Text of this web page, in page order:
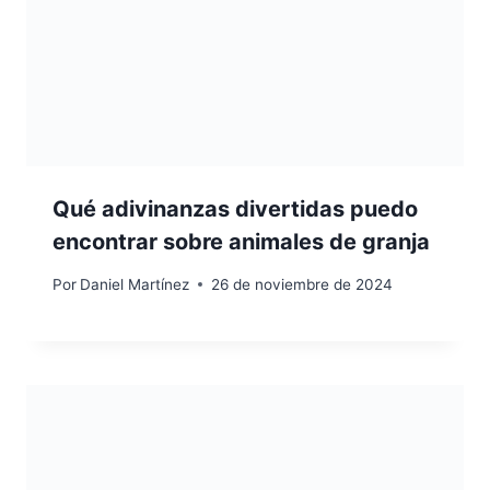
Qué adivinanzas divertidas puedo
encontrar sobre animales de granja
Por Daniel Martínez 26 de noviembre de 2024